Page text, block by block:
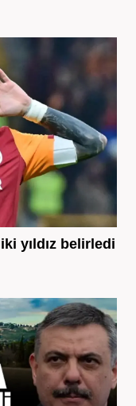
yıldız belirledi